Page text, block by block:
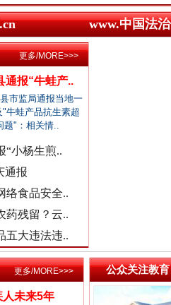
师在线.
参政网.中
税被查处..
www.中国法
通报“牛蛙产..
市监局通报当地一
"牛蛙产品抗生素超
题"：相关情..
“小杨生煎..
通报
络食品安全..
药残留？云..
五大违法违..
更多/MORE>>>
人未来5年
更多/MORE>>> 公众关注教育